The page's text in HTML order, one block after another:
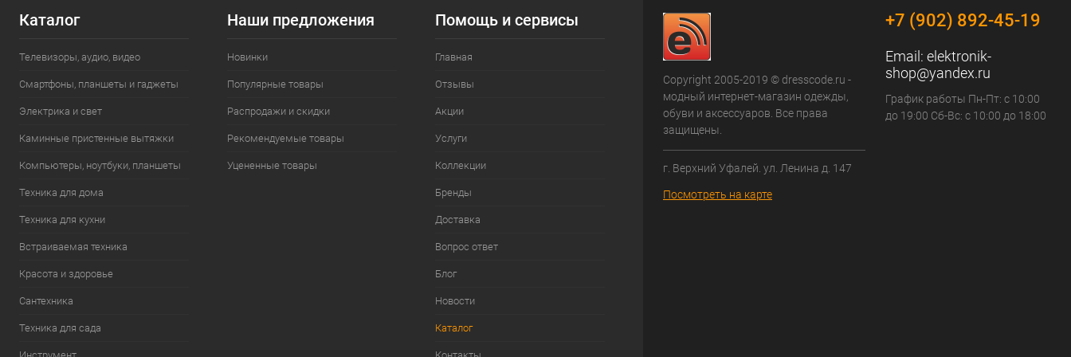
Каталог
Телевизоры, аудио, видео
Смартфоны, планшеты и гаджеты
Электрика и свет
Каминные пристенные вытяжки
Компьютеры, ноутбуки, планшеты
Техника для дома
Техника для кухни
Встраиваемая техника
Красота и здоровье
Сантехника
Техника для сада
Наши предложения
Новинки
Популярные товары
Распродажи и скидки
Рекомендуемые товары
Уцененные товары
Помощь и сервисы
Главная
Отзывы
Акции
Услуги
Коллекции
Бренды
Доставка
Вопрос ответ
Блог
Новости
Каталог
Copyright 2005-2019 © dresscode.ru -
модный интернет-магазин одежды,
обуви и аксессуаров. Все права
защищены.
г. Верхний Уфалей. ул. Ленина д. 147
Посмотреть на карте
+7 (902) 892-45-19
Email: elektronik-
shop@yandex.ru
График работы Пн-Пт: с 10:00
до 19:00 Сб-Вс: с 10:00 до 18:00